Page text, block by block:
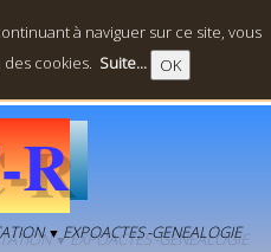
à naviguer sur ce site, vous
cookies. Suite... OK
R
▼ EXPOACTES-GENEALOGIE